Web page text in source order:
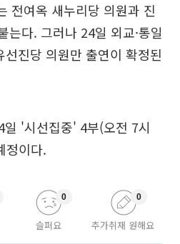
전여옥 새누리당 의원과 진
는다. 그러나 24일 외교·통일
진당 의원만 출연이 확정된
'시선집중' 4부(오전 7시
정이다.
슬퍼요
0
추가취재 원해요
0